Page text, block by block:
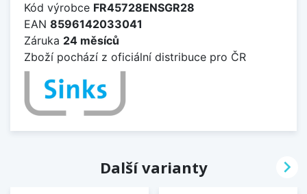
Kód výrobce FR45728ENSGR28
EAN 8596142033041
Záruka 24 měsíců
Zboží pochází z oficiální distribuce pro ČR
Další varianty 